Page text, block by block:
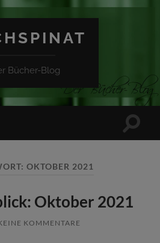
Bücher-Blog
OKTOBER 2021
Oktober 2021
KOMMENTARE